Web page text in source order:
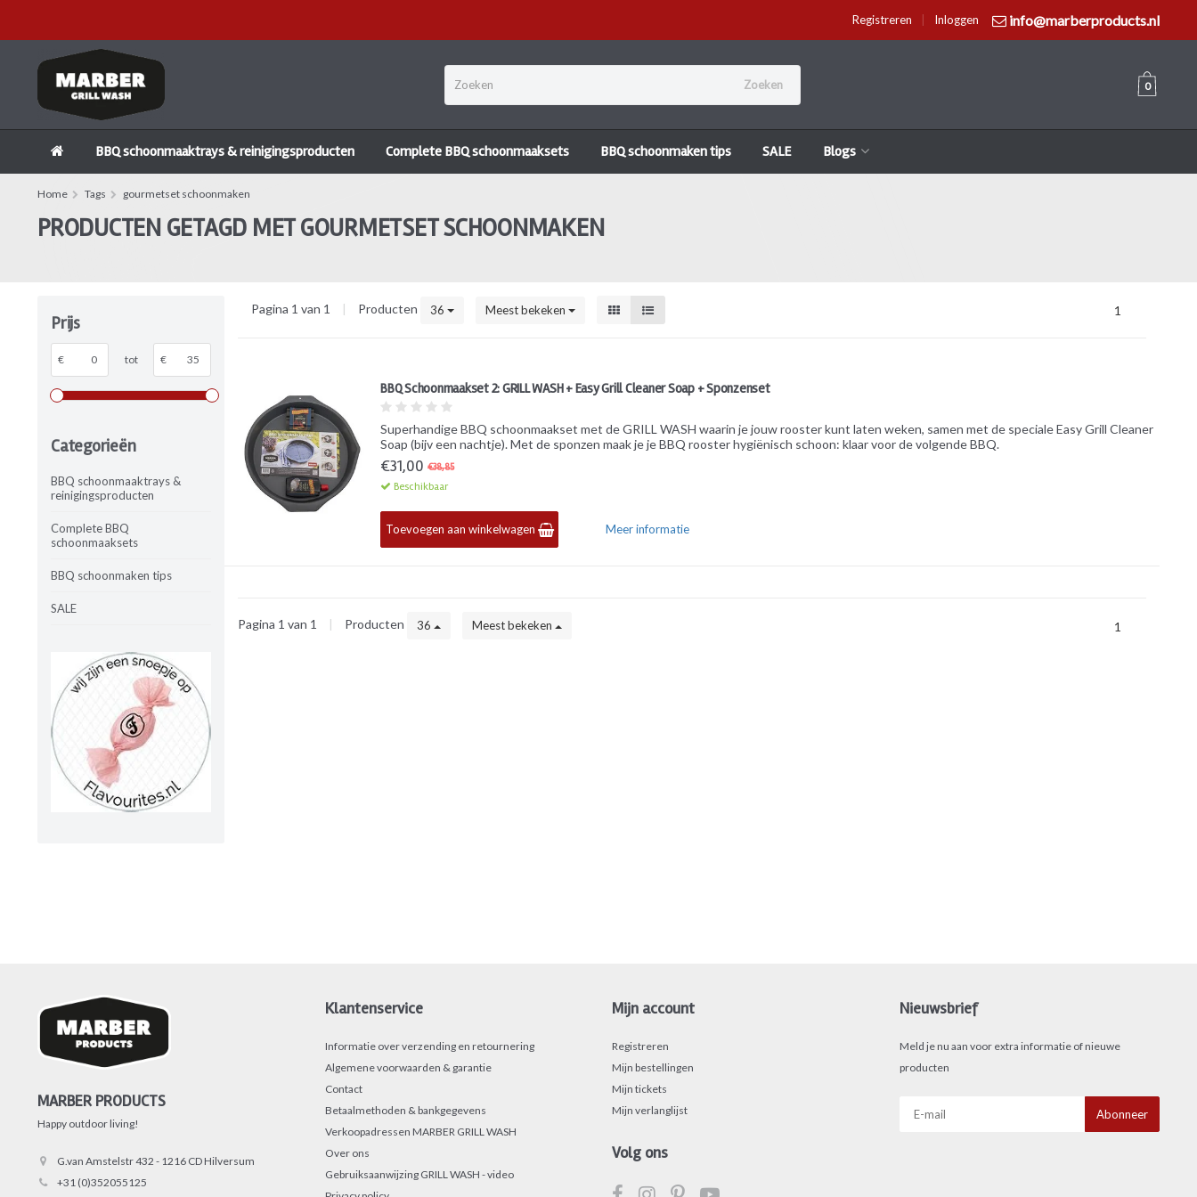
info@marberproducts.nl
Inloggen
Registreren
Zoeken 0
BBQ schoonmaaktrays & reinigingsproducten Complete BBQ schoonmaaksets BBQ schoonmaken tips SALE Blogs
Home Tags gourmetset schoonmaken
PRODUCTEN GETAGD MET GOURMETSET SCHOONMAKEN
Prijs
€ tot €
Categorieën
BBQ schoonmaaktrays &
reinigingsproducten
Complete BBQ
schoonmaaksets
BBQ schoonmaken tips
SALE
Pagina 1 van 1 | Producten 36 Meest bekeken 1
BBQ Schoonmaakset 2: GRILL WASH + Easy Grill Cleaner Soap + Sponzenset
Superhandige BBQ schoonmaakset met de GRILL WASH waarin je jouw rooster kunt laten weken, samen met de speciale Easy Grill Cleaner
Soap (bijv een nachtje). Met de sponzen maak je je BBQ rooster hygiënisch schoon: klaar voor de volgende BBQ.
€31,00 €38,85
Beschikbaar
Toevoegen aan winkelwagen Meer informatie
Pagina 1 van 1 | Producten 36 Meest bekeken 1
MARBER PRODUCTS
Happy outdoor living!
G.van Amstelstr 432 - 1216 CD Hilversum
+31 (0)352055125
Klantenservice
Informatie over verzending en retournering
Algemene voorwaarden & garantie
Contact
Betaalmethoden & bankgegevens
Verkoopadressen MARBER GRILL WASH
Over ons
Gebruiksaanwijzing GRILL WASH - video
Mijn account
Registreren
Mijn bestellingen
Mijn tickets
Mijn verlanglijst
Volg ons
Nieuwsbrief
Meld je nu aan voor extra informatie of nieuwe
producten
Abonneer